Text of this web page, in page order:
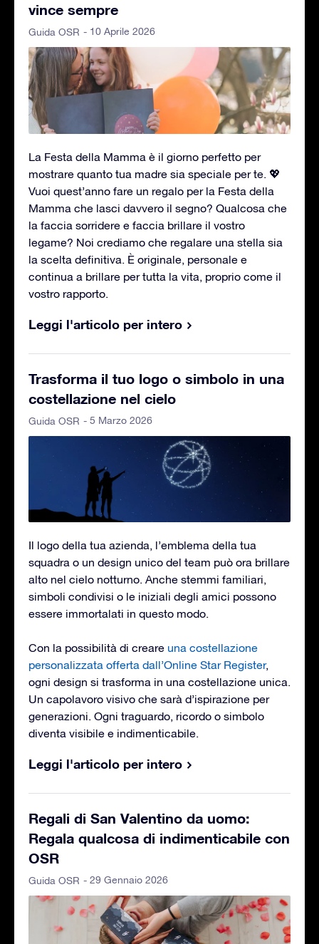
vince sempre
Guida OSR - 10 Aprile 2026
La Festa della Mamma è il giorno perfetto per
mostrare quanto tua madre sia speciale per te. 💖
Vuoi quest’anno fare un regalo per la Festa della
Mamma che lasci davvero il segno? Qualcosa che
la faccia sorridere e faccia brillare il vostro
legame? Noi crediamo che regalare una stella sia
la scelta definitiva. È originale, personale e
continua a brillare per tutta la vita, proprio come il
vostro rapporto.
Leggi l'articolo per intero
Trasforma il tuo logo o simbolo in una
costellazione nel cielo
Guida OSR - 5 Marzo 2026
Il logo della tua azienda, l’emblema della tua
squadra o un design unico del team può ora brillare
alto nel cielo notturno. Anche stemmi familiari,
simboli condivisi o le iniziali degli amici possono
essere immortalati in questo modo.
Con la possibilità di creare una costellazione
personalizzata offerta dall’Online Star Register,
ogni design si trasforma in una costellazione unica.
Un capolavoro visivo che sarà d’ispirazione per
generazioni. Ogni traguardo, ricordo o simbolo
diventa visibile e indimenticabile.
Leggi l'articolo per intero
Regali di San Valentino da uomo:
Regala qualcosa di indimenticabile con
OSR
Guida OSR - 29 Gennaio 2026